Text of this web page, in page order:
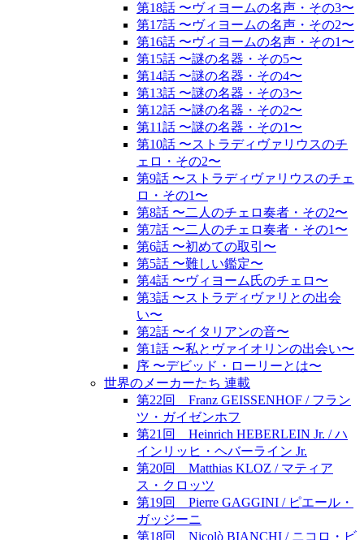
第18話 〜ヴィヨームの名声・その3〜
第17話 〜ヴィヨームの名声・その2〜
第16話 〜ヴィヨームの名声・その1〜
第15話 〜謎の名器・その5〜
第14話 〜謎の名器・その4〜
第13話 〜謎の名器・その3〜
第12話 〜謎の名器・その2〜
第11話 〜謎の名器・その1〜
第10話 〜ストラディヴァリウスのチ
ェロ・その2〜
第9話 〜ストラディヴァリウスのチェ
ロ・その1〜
第8話 〜二人のチェロ奏者・その2〜
第7話 〜二人のチェロ奏者・その1〜
第6話 〜初めての取引〜
第5話 〜難しい鑑定〜
第4話 〜ヴィヨーム氏のチェロ〜
第3話 〜ストラディヴァリとの出会
い〜
第2話 〜イタリアンの音〜
第1話 〜私とヴァイオリンの出会い〜
序 〜デビッド・ローリーとは〜
世界のメーカーたち 連載
第22回 Franz GEISSENHOF / フラン
ツ・ガイゼンホフ
第21回 Heinrich HEBERLEIN Jr. / ハ
インリッヒ・ヘバーライン Jr.
第20回 Matthias KLOZ / マティア
ス・クロッツ
第19回 Pierre GAGGINI / ピエール・
ガッジーニ
第18回 Nicolò BIANCHI / ニコロ・ビ